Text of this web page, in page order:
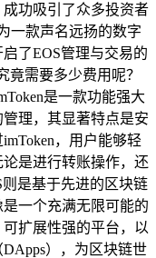
功吸引了众多投资者
一款声名远扬的数字
了EOS管理与交易的
竟需要多少费用呢？
是一款功能强大
理，其显著特点是安
，用户能够轻
是进行转账操作，还
是基于先进的区块链
一个充满无限可能的
扩展性强的平台，以
），为区块链世